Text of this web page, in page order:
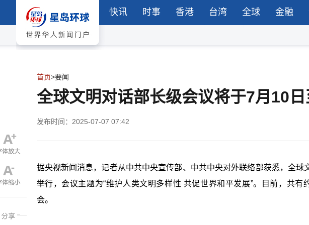
快讯 时事 香港 台湾 全球 金融
首页>要闻
全球文明对话部长级会议将于7月10
发布时间：2025-07-07 07:42
据央视新闻消息，记者从中共中央宣传部、中共中央对外联络部获悉，全
举行，会议主题为“维护人类文明多样性 共促世界和平发展”。目前，共
会。